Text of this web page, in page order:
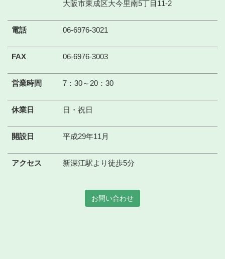
大阪市東成区大今里南5丁目11-2
電話 06-6976-3021
FAX 06-6976-3003
営業時間 7：30～20：30
休業日 日・祝日
開設日 平成29年11月
アクセス 新深江駅より徒歩5分
お問い合わせ